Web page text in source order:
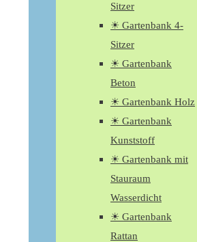
Sitzer
☀ Gartenbank 4-
Sitzer
☀ Gartenbank
Beton
☀ Gartenbank Holz
☀ Gartenbank
Kunststoff
☀ Gartenbank mit
Stauraum
Wasserdicht
☀ Gartenbank
Rattan